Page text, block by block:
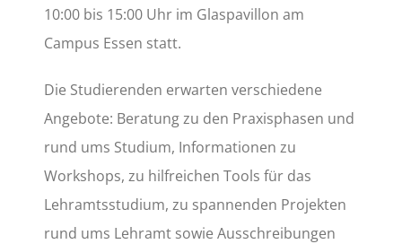
10:00 bis 15:00 Uhr im Glaspavillon am
Campus Essen statt.
Die Studierenden erwarten verschiedene
Angebote: Beratung zu den Praxisphasen und
rund ums Studium, Informationen zu
Workshops, zu hilfreichen Tools für das
Lehramtsstudium, zu spannenden Projekten
rund ums Lehramt sowie Ausschreibungen